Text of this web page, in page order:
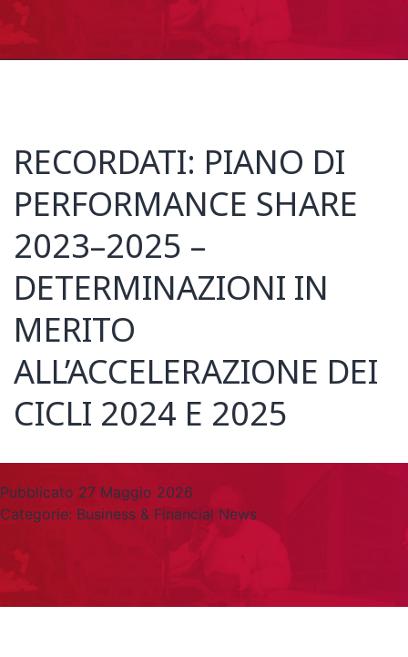
RECORDATI: PIANO DI
PERFORMANCE SHARE
2023–2025 –
DETERMINAZIONI IN
MERITO
ALL’ACCELERAZIONE DEI
CICLI 2024 E 2025
Pubblicato 27 Maggio 2026
Categorie: Business & Financial News